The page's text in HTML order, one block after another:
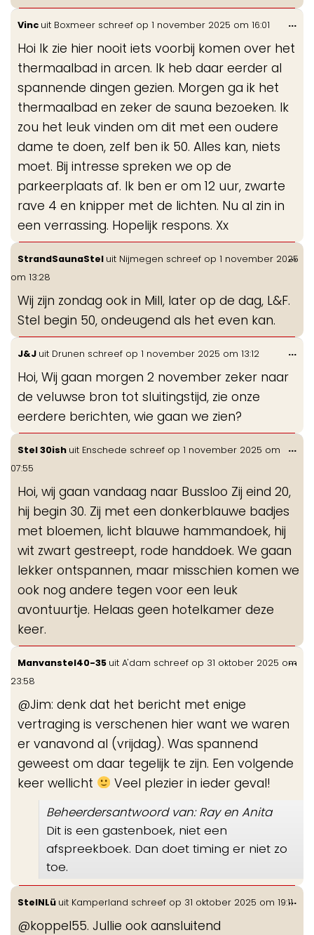
Vinc uit Boxmeer schreef op 1 november 2025 om 16:01
Hoi Ik zie hier nooit iets voorbij komen over het
thermaalbad in arcen. Ik heb daar eerder al
spannende dingen gezien. Morgen ga ik het
thermaalbad en zeker de sauna bezoeken. Ik
zou het leuk vinden om dit met een oudere
dame te doen, zelf ben ik 50. Alles kan, niets
moet. Bij intresse spreken we op de
parkeerplaats af. Ik ben er om 12 uur, zwarte
rave 4 en knipper met de lichten. Nu al zin in
een verrassing. Hopelijk respons. Xx
...
StrandSaunaStel uit Nijmegen schreef op 1 november 2025
om 13:28
Wij zijn zondag ook in Mill, later op de dag, L&F.
Stel begin 50, ondeugend als het even kan.
...
J&J uit Drunen schreef op 1 november 2025 om 13:12
Hoi, Wij gaan morgen 2 november zeker naar
de veluwse bron tot sluitingstijd, zie onze
eerdere berichten, wie gaan we zien?
...
Stel 30ish uit Enschede schreef op 1 november 2025 om
07:55
Hoi, wij gaan vandaag naar Bussloo Zij eind 20,
hij begin 30. Zij met een donkerblauwe badjes
met bloemen, licht blauwe hammandoek, hij
wit zwart gestreept, rode handdoek. We gaan
lekker ontspannen, maar misschien komen we
ook nog andere tegen voor een leuk
avontuurtje. Helaas geen hotelkamer deze
keer.
...
Manvanstel40-35 uit A'dam schreef op 31 oktober 2025 om
23:58
@Jim: denk dat het bericht met enige
vertraging is verschenen hier want we waren
er vanavond al (vrijdag). Was spannend
geweest om daar tegelijk te zijn. Een volgende
keer wellicht
Veel plezier in ieder geval!
Beheerdersantwoord van: Ray en Anita
Dit is een gastenboek, niet een
afspreekboek. Dan doet timing er niet zo
toe.
...
StelNLü uit Kamperland schreef op 31 oktober 2025 om 19:11
@koppel55. Jullie ook aansluitend
...